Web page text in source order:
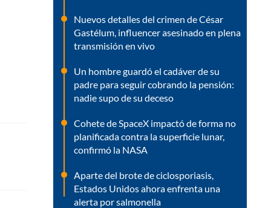
Nuevos detalles del crimen de César
Gastélum, influencer asesinado en plena
transmisión en vivo
Un hombre guardó el cadáver de su
padre para seguir cobrando la pensión:
nadie supo de su deceso
Cohete de SpaceX impactó de forma no
planificada contra la superficie lunar,
confirmó la NASA
Aparte del brote de ciclosporiasis,
Estados Unidos ahora enfrenta una
alerta por salmonella